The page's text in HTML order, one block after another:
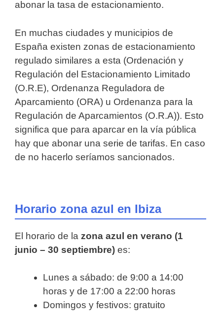
abonar la tasa de estacionamiento.
En muchas ciudades y municipios de
España existen zonas de estacionamiento
regulado similares a esta (Ordenación y
Regulación del Estacionamiento Limitado
(O.R.E), Ordenanza Reguladora de
Aparcamiento (ORA) u Ordenanza para la
Regulación de Aparcamientos (O.R.A)). Esto
significa que para aparcar en la vía pública
hay que abonar una serie de tarifas. En caso
de no hacerlo seríamos sancionados.
Horario zona azul en Ibiza
El horario de la zona azul en verano (1
junio – 30 septiembre) es:
Lunes a sábado: de 9:00 a 14:00
horas y de 17:00 a 22:00 horas
Domingos y festivos: gratuito